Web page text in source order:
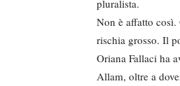
pluralista.
Non è affatto
rischia grosso. Il
Oriana Fallaci ha
Allam, oltre a